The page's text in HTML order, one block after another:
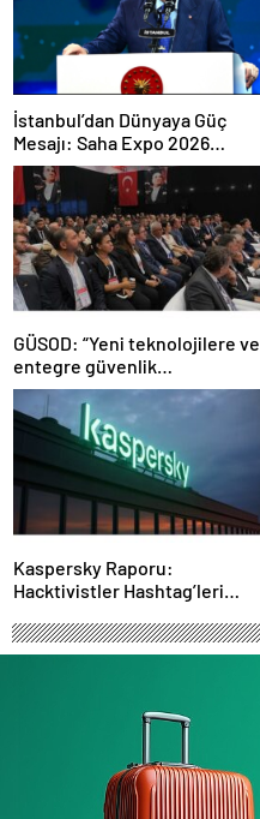
İstanbul’dan Dünyaya Güç
Mesajı: Saha Expo 2026
Rekorlarla Kapılarını Kapattı
GÜSOD: “Yeni teknolojilere ve
entegre güvenlik
sistemlerine önem artacak”-
Haber Şafak
Kaspersky Raporu:
Hacktivistler Hashtag’leri
Kullanıyor, 2025’te
Saldırılarda DDoS Öne